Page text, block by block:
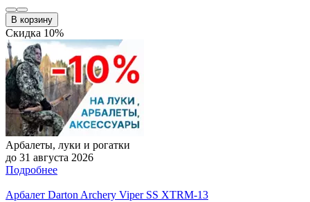
В корзину
Скидка 10%
Арбалеты, луки и рогатки
до 31 августа 2026
Подробнее
Арбалет Darton Archery Viper SS XTRM-13